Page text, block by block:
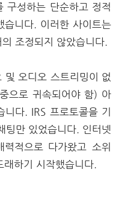
성하는 단순하고 정적
습니다. 이러한 사이트는
조정되지 않았습니다.
오디오 스트리밍이 없
으로 귀속되어야 함) 아
다. IRS 프로토콜을 기
팅만 있었습니다. 인터넷
적으로 다가왔고 소위
하기 시작했습니다.